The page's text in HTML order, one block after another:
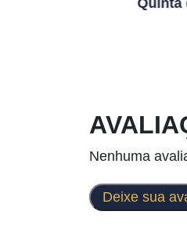
Quinta
Nenhuma
Deixe sua